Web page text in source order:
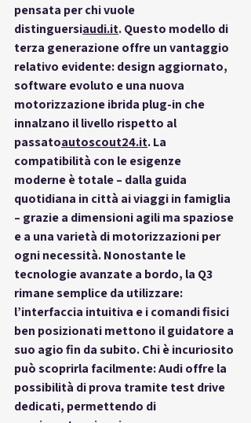
pensata per chi vuole
distinguersiaudi.it. Questo modello di
terza generazione offre un vantaggio
relativo evidente: design aggiornato,
software evoluto e una nuova
motorizzazione ibrida plug-in che
innalzano il livello rispetto al
passatoautoscout24.it. La
compatibilità con le esigenze
moderne è totale – dalla guida
quotidiana in città ai viaggi in famiglia
– grazie a dimensioni agili ma spaziose
e a una varietà di motorizzazioni per
ogni necessità. Nonostante le
tecnologie avanzate a bordo, la Q3
rimane semplice da utilizzare:
l’interfaccia intuitiva e i comandi fisici
ben posizionati mettono il guidatore a
suo agio fin da subito. Chi è incuriosito
può scoprirla facilmente: Audi offre la
possibilità di prova tramite test drive
dedicati, permettendo di